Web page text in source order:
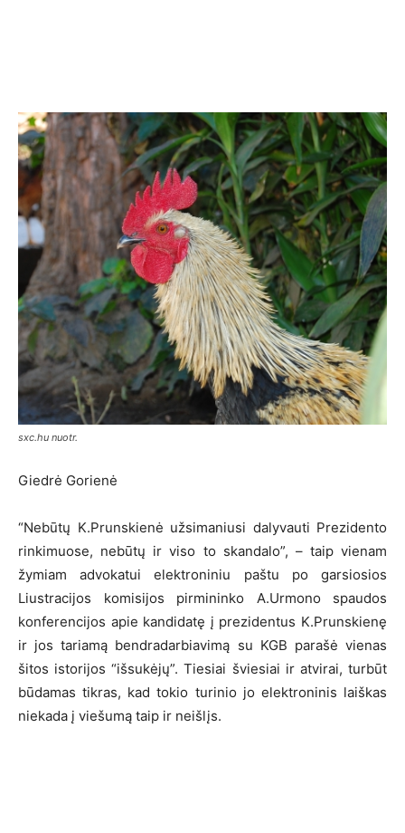
sxc.hu nuotr.
Giedrė Gorienė
“Nebūtų K.Prunskienė užsimaniusi dalyvauti Prezidento
rinkimuose, nebūtų ir viso to skandalo”, – taip vienam
žymiam advokatui elektroniniu paštu po garsiosios
Liustracijos komisijos pirmininko A.Urmono spaudos
konferencijos apie kandidatę į prezidentus K.Prunskienę
ir jos tariamą bendradarbiavimą su KGB parašė vienas
šitos istorijos “išsukėjų”. Tiesiai šviesiai ir atvirai, turbūt
būdamas tikras, kad tokio turinio jo elektroninis laiškas
niekada į viešumą taip ir neišlįs.